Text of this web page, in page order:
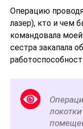
Операцию
лазер), кто и чем
командовала
сестра закапала